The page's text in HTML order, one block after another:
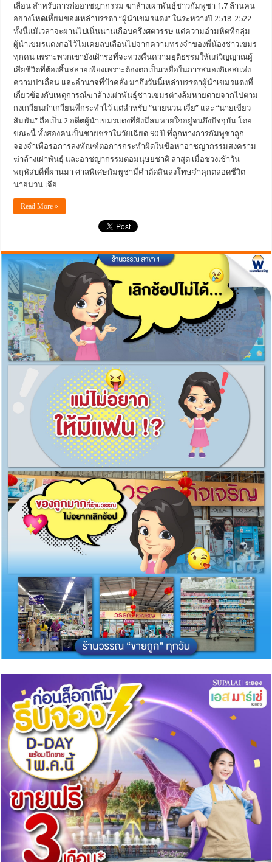
เลือน สำหรับการก่ออาชญากรรม ฆ่าล้างเผ่าพันธุ์ชาวกัมพูชา 1.7 ล้านคน
อย่างโหดเหี้ยมของเหล่าบรรดา “ผู้นำเขมรแดง” ในระหว่างปี 2518-2522
ทั้งนี้แม้เวลาจะผ่านไปเนิ่นนานเกือบครึ่งศตวรรษ แต่ความอำมหิตที่กลุ่ม
ผู้นำเขมรแดงก่อไว้ไม่เคยลบเลือนไปจากความทรงจำของพี่น้องชาวเขมร
ทุกคน เพราะพวกเขายังเฝ้ารอที่จะทวงคืนความยุติธรรมให้แก่วิญญาณผู้
เสียชีวิตที่ต้องสิ้นสลายเพียงเพราะต้องตกเป็นเหยื่อในการสนองกิเลสแห่ง
ความป่าเถื่อน และอำนาจที่บ้าคลั่ง มาถึงวันนี้เหล่าบรรดาผู้นำเขมรแดงที่
เกี่ยวข้องกับเหตุการณ์ฆ่าล้างเผ่าพันธุ์ชาวเขมรต่างล้มหายตายจากไปตาม
กงเกวียนกำเกวียนที่กระทำไว้ แต่สำหรับ “นายนวน เจีย” และ “นายเขียว
สัมพัน” ถือเป็น 2 อดีตผู้นำเขมรแดงที่ยังมีลมหายใจอยู่จนถึงปัจจุบัน โดย
ขณะนี้ ทั้งสองคนเป็นชายชราในวัยเฉียด 90 ปี ที่ถูกทางการกัมพูชาถูก
จองจำเพื่อรอการลงทัณฑ์ต่อการกระทำผิดในข้อหาอาชญากรรมสงคราม
ฆ่าล้างเผ่าพันธุ์ และอาชญากรรมต่อมนุษยชาติ ล่าสุด เมื่อช่วงเช้าวัน
พฤหัสบดีที่ผ่านมา ศาลพิเศษกัมพูชามีคำตัดสินลงโทษจำคุกตลอดชีวิต
นายนวน เจีย …
Read More »